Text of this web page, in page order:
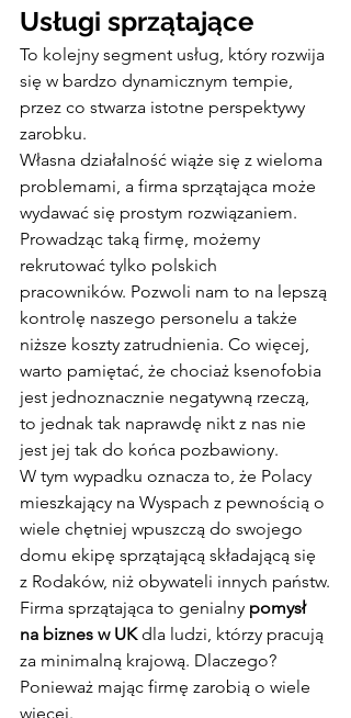
Usługi sprzątające
To kolejny segment usług, który rozwija
się w bardzo dynamicznym tempie,
przez co stwarza istotne perspektywy
zarobku.
Własna działalność wiąże się z wieloma
problemami, a firma sprzątająca może
wydawać się prostym rozwiązaniem.
Prowadząc taką firmę, możemy
rekrutować tylko polskich
pracowników. Pozwoli nam to na lepszą
kontrolę naszego personelu a także
niższe koszty zatrudnienia. Co więcej,
warto pamiętać, że chociaż ksenofobia
jest jednoznacznie negatywną rzeczą,
to jednak tak naprawdę nikt z nas nie
jest jej tak do końca pozbawiony.
W tym wypadku oznacza to, że Polacy
mieszkający na Wyspach z pewnością o
wiele chętniej wpuszczą do swojego
domu ekipę sprzątającą składającą się
z Rodaków, niż obywateli innych państw.
Firma sprzątająca to genialny pomysł
na biznes w UK dla ludzi, którzy pracują
za minimalną krajową. Dlaczego?
Ponieważ mając firmę zarobią o wiele
więcej.